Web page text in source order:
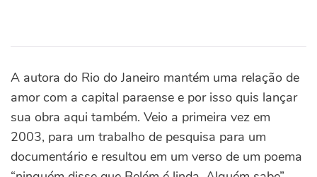
A autora do Rio do Janeiro mantém uma relação de
amor com a capital paraense e por isso quis lançar
sua obra aqui também. Veio a primeira vez em
2003, para um trabalho de pesquisa para um
documentário e resultou em um verso de um poema